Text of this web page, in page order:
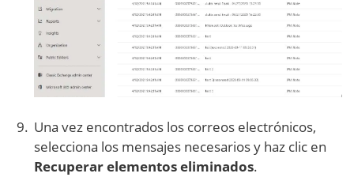
Una vez encontrados los correos electrónicos,
selecciona los mensajes necesarios y haz clic en
Recuperar elementos eliminados.